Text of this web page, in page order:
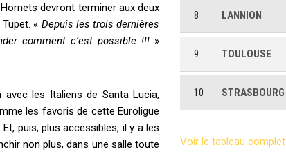
devront terminer aux deux
« Depuis les trois dernières
comment c’est possible !!! »
avec les Italiens de Santa Lucia,
les favoris de cette Euroligue
puis, plus accessibles, il y a les
non plus, dans une salle toute
8 LANNION
9 TOULOUSE
10 STRASBOURG
Voir le tableau complet